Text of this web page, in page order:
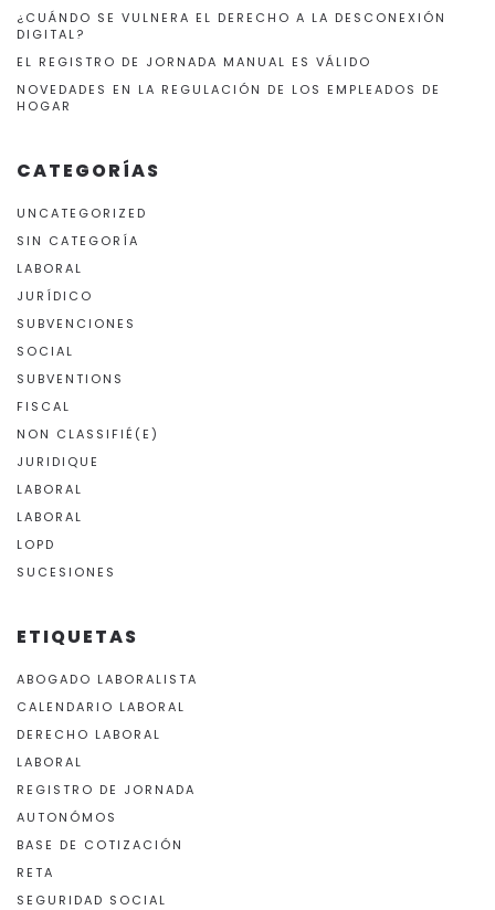
¿CUÁNDO SE VULNERA EL DERECHO A LA DESCONEXIÓN
DIGITAL?
EL REGISTRO DE JORNADA MANUAL ES VÁLIDO
NOVEDADES EN LA REGULACIÓN DE LOS EMPLEADOS DE
HOGAR
CATEGORÍAS
UNCATEGORIZED
SIN CATEGORÍA
LABORAL
JURÍDICO
SUBVENCIONES
SOCIAL
SUBVENTIONS
FISCAL
NON CLASSIFIÉ(E)
JURIDIQUE
LABORAL
LABORAL
LOPD
SUCESIONES
ETIQUETAS
ABOGADO LABORALISTA
CALENDARIO LABORAL
DERECHO LABORAL
LABORAL
REGISTRO DE JORNADA
AUTONÓMOS
BASE DE COTIZACIÓN
RETA
SEGURIDAD SOCIAL